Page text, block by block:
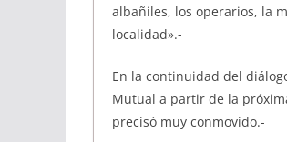
albañiles, los operarios, la
localidad».-
En la continuidad del
Mutual a partir de la
precisó muy conmovido.-